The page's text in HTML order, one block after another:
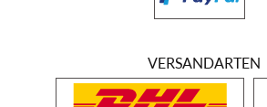
VERSANDARTEN